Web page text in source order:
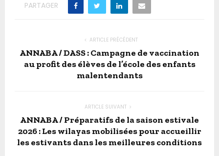
PARTAGER
ARTICLE PRÉCÉDENT
ANNABA / DASS : Campagne de vaccination
au profit des élèves de l’école des enfants
malentendants
ARTICLE SUIVANT
ANNABA / Préparatifs de la saison estivale
2026 : Les wilayas mobilisées pour accueillir
les estivants dans les meilleures conditions